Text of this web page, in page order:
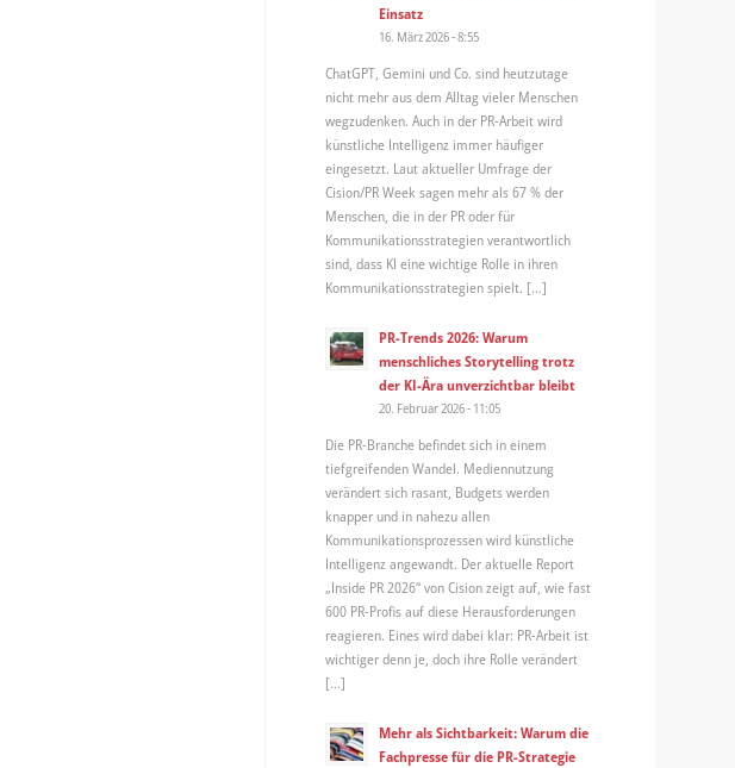
Einsatz
16. März 2026 - 8:55
ChatGPT, Gemini und Co. sind heutzutage
nicht mehr aus dem Alltag vieler Menschen
wegzudenken. Auch in der PR-Arbeit wird
künstliche Intelligenz immer häufiger
eingesetzt. Laut aktueller Umfrage der
Cision/PR Week sagen mehr als 67 % der
Menschen, die in der PR oder für
Kommunikationsstrategien verantwortlich
sind, dass KI eine wichtige Rolle in ihren
Kommunikationsstrategien spielt. […]
PR-Trends 2026: Warum
menschliches Storytelling trotz
der KI-Ära unverzichtbar bleibt
20. Februar 2026 - 11:05
Die PR-Branche befindet sich in einem
tiefgreifenden Wandel. Mediennutzung
verändert sich rasant, Budgets werden
knapper und in nahezu allen
Kommunikationsprozessen wird künstliche
Intelligenz angewandt. Der aktuelle Report
„Inside PR 2026“ von Cision zeigt auf, wie fast
600 PR-Profis auf diese Herausforderungen
reagieren. Eines wird dabei klar: PR-Arbeit ist
wichtiger denn je, doch ihre Rolle verändert
[…]
Mehr als Sichtbarkeit: Warum die
Fachpresse für die PR-Strategie